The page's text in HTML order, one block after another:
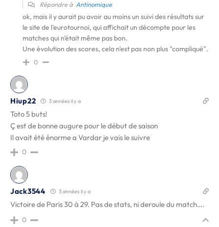
Répondre à Antinomique
ok, mais il y aurait pu avoir au moins un suivi des résultats sur
le site de l'eurotournoi, qui affichait un décompte pour les
matches qui n'était même pas bon.
Une évolution des scores, cela n'est pas non plus "compliqué".
0
Hiup22 3 années il y a
Toto 5 buts!
Ç est de bonne augure pour le début de saison
Il avait été énorme a Vardar je vais le suivre
0
Jack3544 3 années il y a
Victoire de Paris 30 à 29. Pas de stats, ni deroule du match….
0